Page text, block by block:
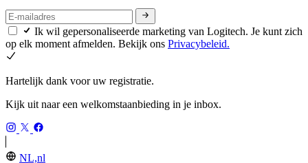
Ik wil gepersonaliseerde marketing van Logitech. Je kunt zich
op elk moment afmelden. Bekijk ons Privacybeleid.
Hartelijk dank voor uw registratie.
Kijk uit naar een welkomstaanbieding in je inbox.
NL,nl